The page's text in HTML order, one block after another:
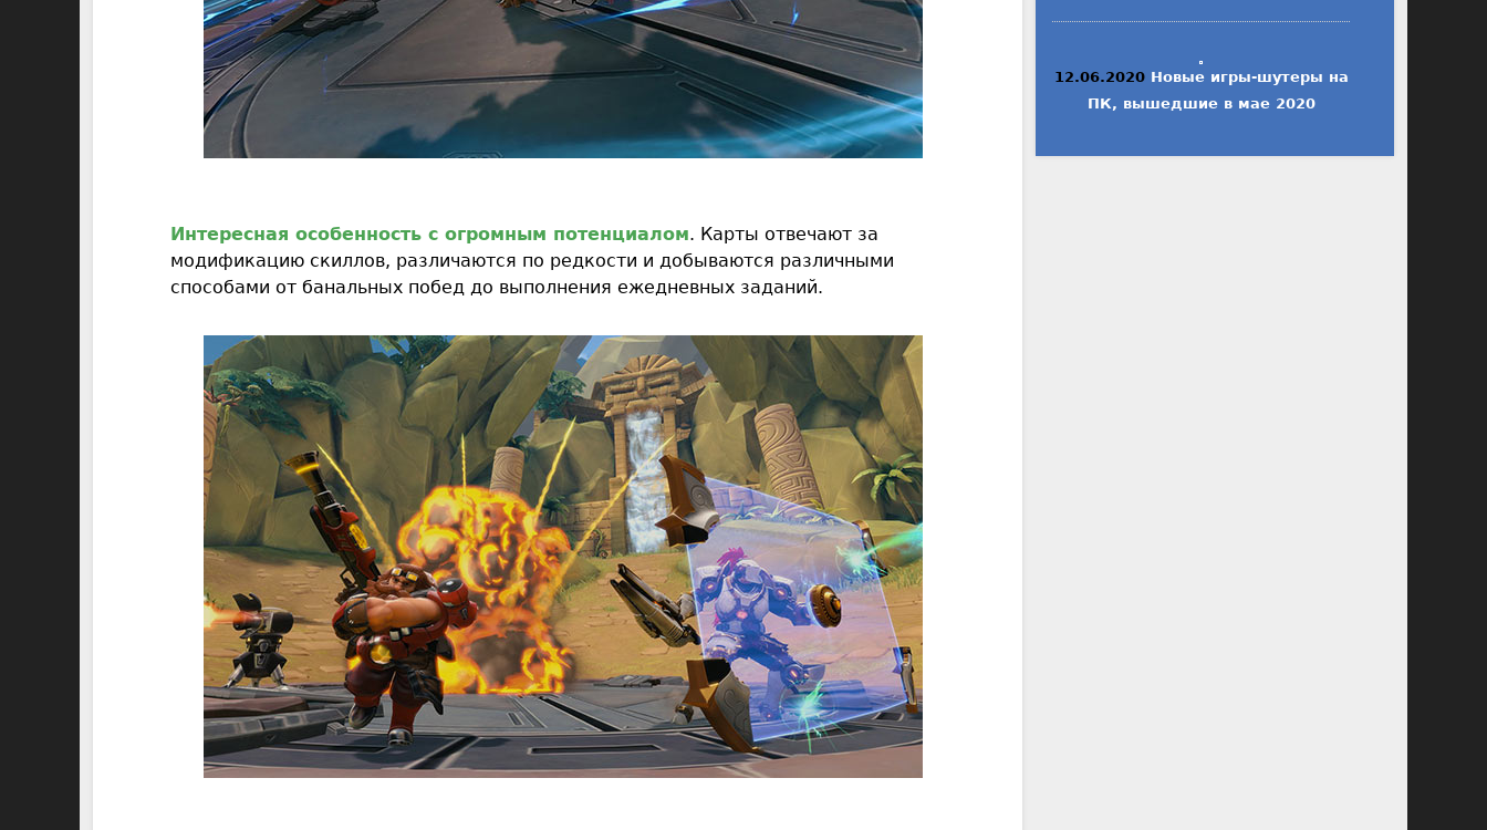
Интересная особенность с огромным потенциалом. Карты отвечают за
модификацию скиллов, различаются по редкости и добываются различными
способами от банальных побед до выполнения ежедневных заданий.
12.06.2020 Новые игры-шутеры на
ПК, вышедшие в мае 2020